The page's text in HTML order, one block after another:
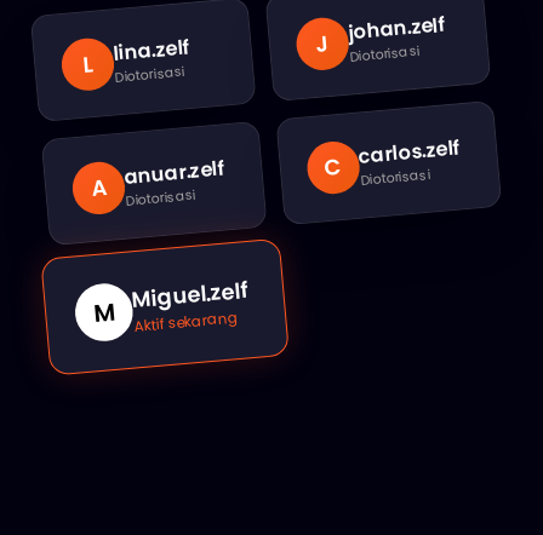
L lina.zelf
Diotorisasi
J johan.zelf
Diotorisasi
A anuar.zelf
Diotorisasi
C carlos.zelf
Diotorisasi
M Miguel.zelf
Aktif sekarang